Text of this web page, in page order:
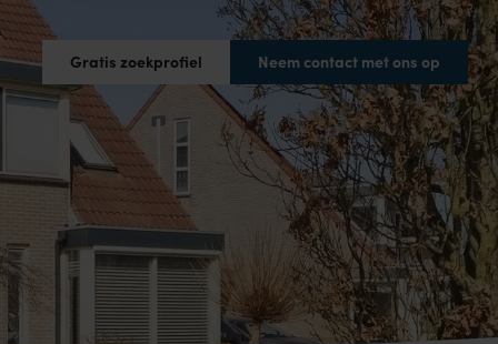
Gratis zoekprofiel Neem contact met ons op